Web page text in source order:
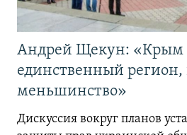
Андрей Щекун: «Крым
единственный регион,
меньшинство»
Дискуссия вокруг планов